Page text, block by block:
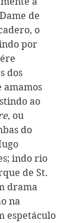
de
o
por
dos
amamos
ao
, ou
do
indo rio
de St.
drama
na
espetáculo